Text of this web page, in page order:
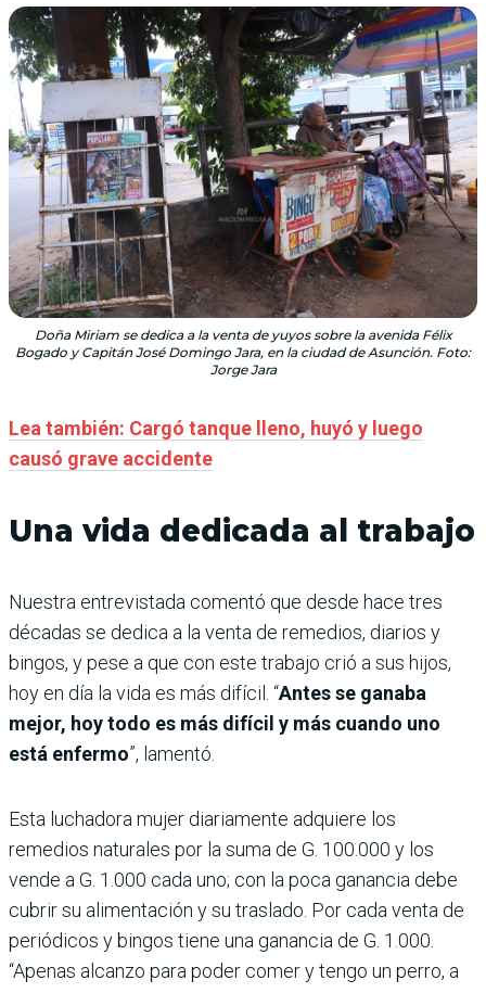
Doña Miriam se dedica a la venta de yuyos sobre la avenida Félix
Bogado y Capitán José Domingo Jara, en la ciudad de Asunción. Foto:
Jorge Jara
Lea también: Cargó tanque lleno, huyó y luego
causó grave accidente
Una vida dedicada al trabajo
Nuestra entrevistada comentó que desde hace tres
décadas se dedica a la venta de remedios, diarios y
bingos, y pese a que con este trabajo crió a sus hijos,
hoy en día la vida es más difícil. “Antes se ganaba
mejor, hoy todo es más difícil y más cuando uno
está enfermo”, lamentó.
Esta luchadora mujer diariamente adquiere los
remedios naturales por la suma de G. 100.000 y los
vende a G. 1.000 cada uno; con la poca ganancia debe
cubrir su alimentación y su traslado. Por cada venta de
periódicos y bingos tiene una ganancia de G. 1.000.
“Apenas alcanzo para poder comer y tengo un perro, a